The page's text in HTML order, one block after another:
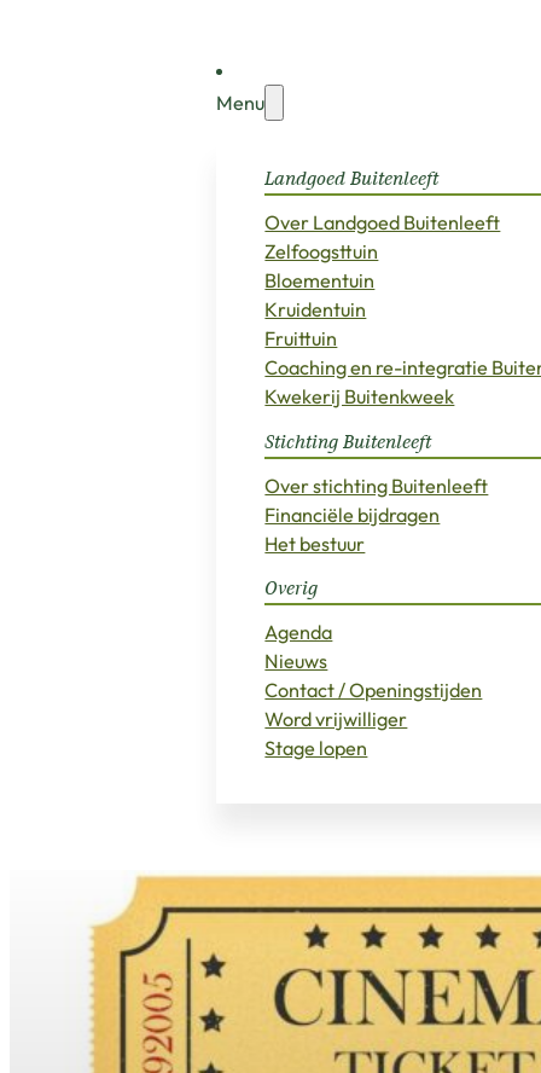
Menu
Landgoed Buitenleeft
Over Landgoed Buitenleeft
Zelfoogsttuin
Bloementuin
Kruidentuin
Fruittuin
Coaching en re-integratie
Kwekerij Buitenkweek
Stichting Buitenleeft
Over stichting Buitenleeft
Financiële bijdragen
Het bestuur
Overig
Agenda
Nieuws
Contact / Openingstijden
Word vrijwilliger
Stage lopen